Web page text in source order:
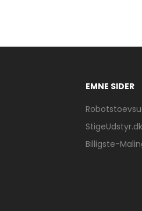
EMNE SIDER
StigeUdstyr.dk
Billigste-